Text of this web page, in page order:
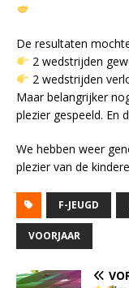
De resultaten
2 wedstrijden
2 wedstrijden
Maar belangrijker
plezier gespeeld. En
We hebben weer
plezier van de
F-JEUGD
VOORJAAR